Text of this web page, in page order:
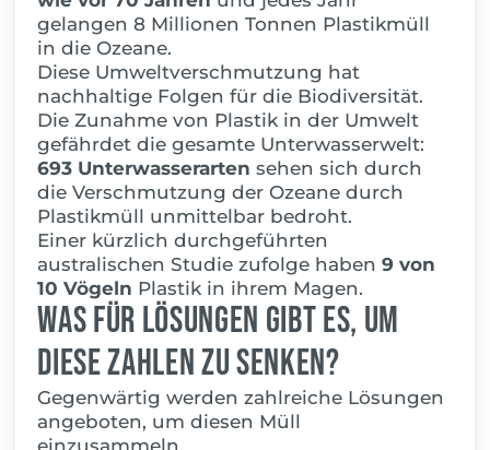
gelangen 8 Millionen Tonnen Plastikmüll
in die Ozeane.
Diese Umweltverschmutzung hat
nachhaltige Folgen für die Biodiversität.
Die Zunahme von Plastik in der Umwelt
gefährdet die gesamte Unterwasserwelt:
693 Unterwasserarten sehen sich durch
die Verschmutzung der Ozeane durch
Plastikmüll unmittelbar bedroht.
Einer kürzlich durchgeführten
australischen Studie zufolge haben9 von
10 Vögeln Plastik in ihrem Magen.
Was für Lösungen gibt es, um
diese Zahlen zu senken?
Gegenwärtig werden zahlreiche Lösungen
angeboten, um diesen Müll